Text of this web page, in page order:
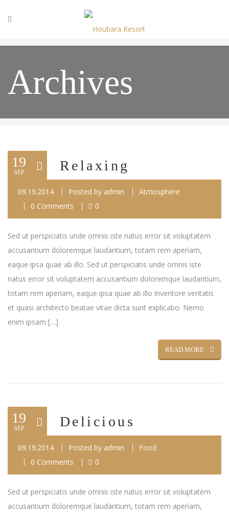
Archives
19
SEP Relaxing
09.19.2014 Posted by admin
Atmosphere
0 Comments
0
Sed ut perspiciatis unde omnis iste natus error sit voluptatem
accusantium doloremque laudantium, totam rem aperiam,
eaque ipsa quae ab illo. Sed ut perspiciatis unde omnis iste
natus error sit voluptatem accusantium doloremque laudantium,
totam rem aperiam, eaque ipsa quae ab illo inventore veritatis
et quasi architecto beatae vitae dicta sunt explicabo. Nemo
enim ipsam […]
READ MORE
19
SEP Delicious
09.19.2014 Posted by admin
Food
0 Comments
0
Sed ut perspiciatis unde omnis iste natus error sit voluptatem
accusantium doloremque laudantium, totam rem aperiam,